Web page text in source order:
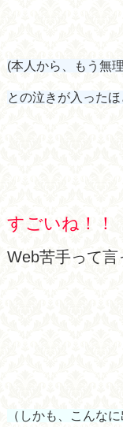
(本人から、もう無
との泣きが入った
すごいね！！
Web苦手って言
（しかも、こんな